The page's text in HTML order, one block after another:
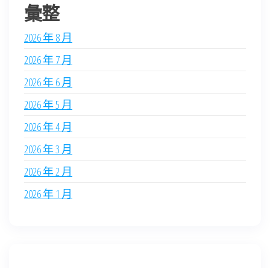
彙整
2026 年 8 月
2026 年 7 月
2026 年 6 月
2026 年 5 月
2026 年 4 月
2026 年 3 月
2026 年 2 月
2026 年 1 月